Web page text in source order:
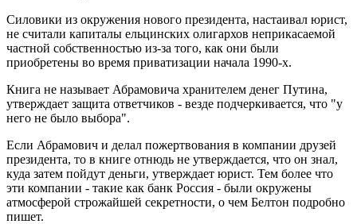
Силовики из окружения нового президента, настаивал юрист,
не считали капиталы ельцинских олигархов неприкасаемой
частной собственностью из-за того, как они были
приобретены во время приватизации начала 1990-х.
Книга не называет Абрамовича хранителем денег Путина,
утверждает защита ответчиков - везде подчеркивается, что "у
него не было выбора".
Если Абрамович и делал пожертвования в компании друзей
президента, то в книге отнюдь не утверждается, что он знал,
куда затем пойдут деньги, утверждает юрист. Тем более что
эти компании - такие как банк Россия - были окружены
атмосферой строжайшей секретности, о чем Белтон подробно
пишет.